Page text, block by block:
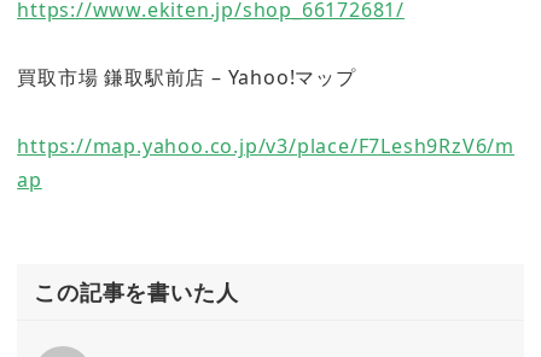
https://www.ekiten.jp/shop_66172681/
買取市場 鎌取駅前店 – Yahoo!マップ
https://map.yahoo.co.jp/v3/place/F7Lesh9RzV6/m
ap
この記事を書いた人